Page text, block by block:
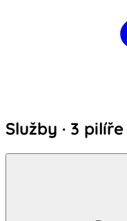
Služby · 3 pilíře